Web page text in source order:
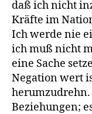
daß ich nicht
Kräfte im
Ich werde nie
ich muß nicht
eine Sache
Negation wert
herumzudrehn.
Beziehungen;